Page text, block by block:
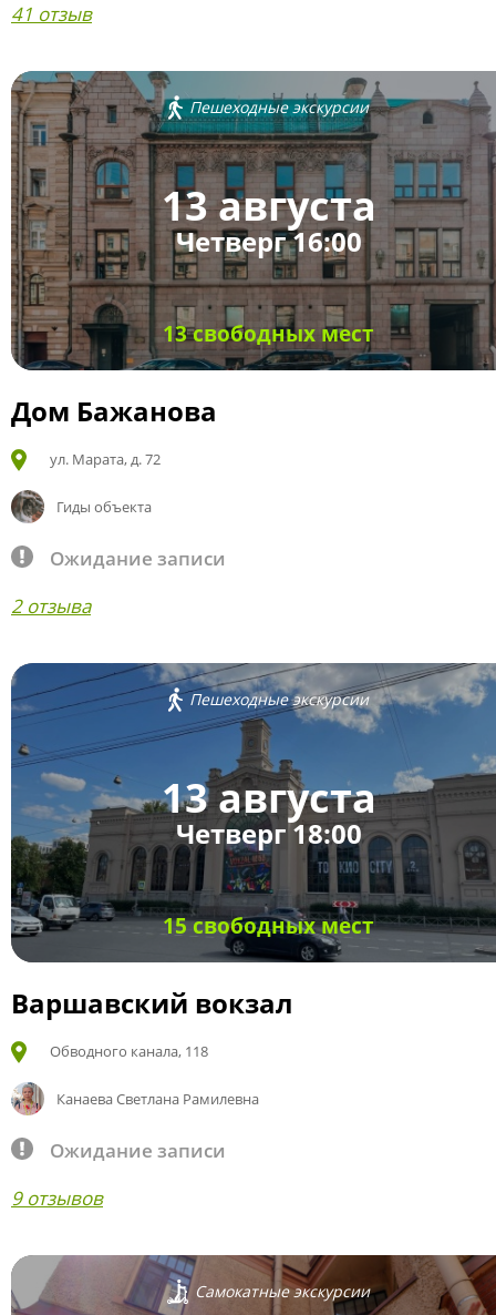
41 отзыв
Пешеходные экскурсии
13 августа
Четверг 16:00
13 свободных мест
Дом Бажанова
ул. Марата, д. 72
Гиды объекта
Ожидание записи
2 отзыва
Пешеходные экскурсии
13 августа
Четверг 18:00
15 свободных мест
Варшавский вокзал
Обводного канала, 118
Канаева Светлана Рамилевна
Ожидание записи
9 отзывов
Самокатные экскурсии